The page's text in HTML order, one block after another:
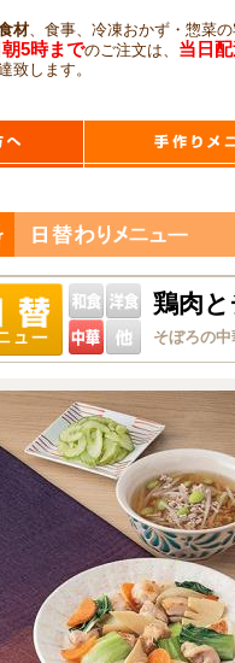
材、食事、冷凍おかず・惣菜
5時までのご注文は、 当日
致します。
鶏肉
そぼろの